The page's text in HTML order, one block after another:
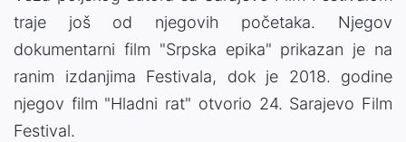
traje još od njegovih početaka. Njegov
dokumentarni film "Srpska epika" prikazan je na
ranim izdanjima Festivala, dok je 2018. godine
njegov film "Hladni rat" otvorio 24. Sarajevo Film
Festival.